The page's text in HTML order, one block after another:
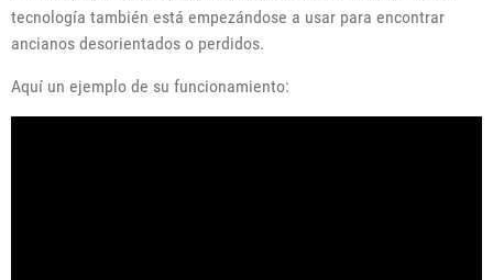
tecnología también está empezándose a usar para encontrar
ancianos desorientados o perdidos.
Aquí un ejemplo de su funcionamiento: